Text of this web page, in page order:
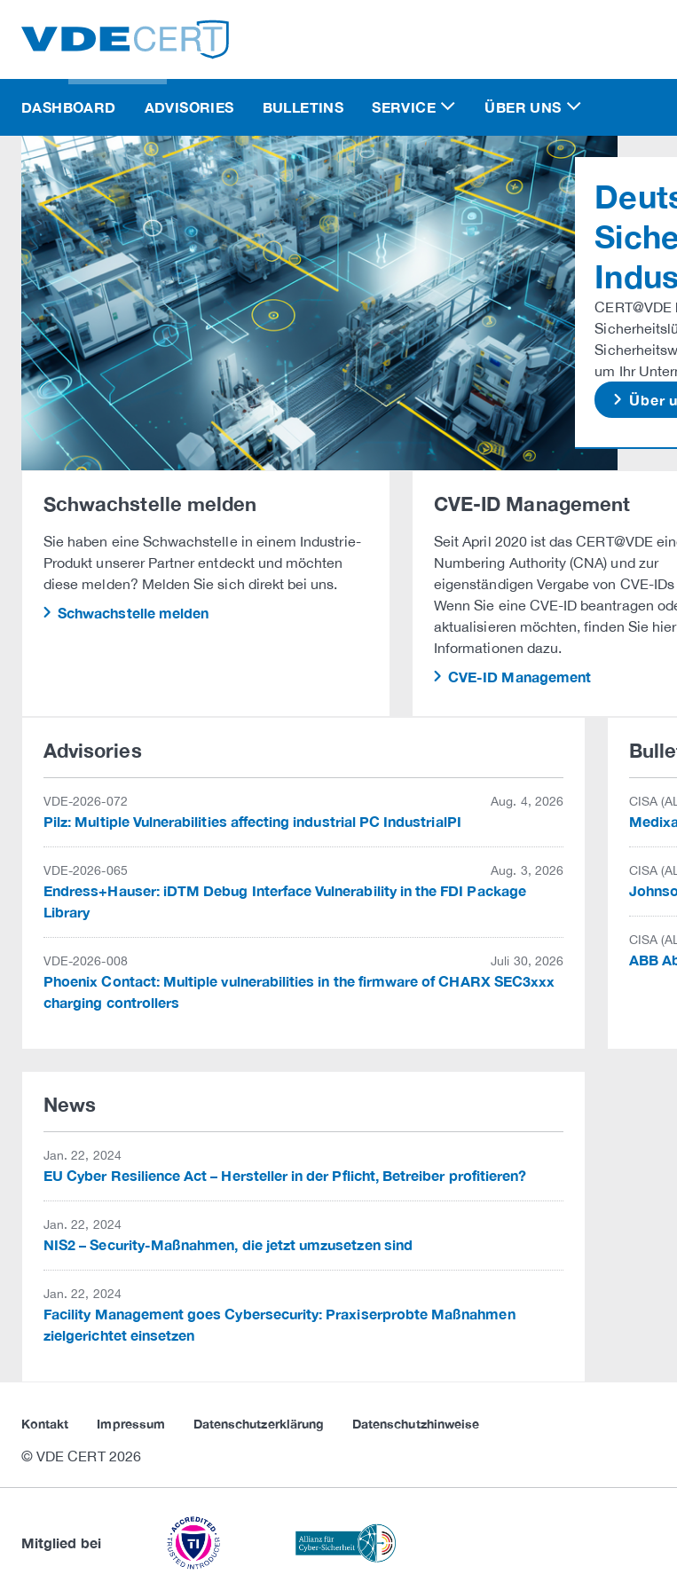
DASHBOARD ADVISORIES BULLETINS SERVICE ÜBER UNS
um Ihr
Über
Schwachstelle melden
Sie haben eine Schwachstelle in einem Industrie-
Produkt unserer Partner entdeckt und möchten
diese melden? Melden Sie sich direkt bei uns.
Schwachstelle melden
CVE-ID Management
Seit April 2020 ist das CERT@VDE
Numbering Authority (CNA) und zur
eigenständigen Vergabe von CVE-
Wenn Sie eine CVE-ID beantragen
aktualisieren möchten, finden Sie
Informationen dazu.
CVE-ID Management
Advisories
VDE-2026-072 Aug. 4, 2026
Pilz: Multiple Vulnerabilities affecting industrial PC IndustrialPI
VDE-2026-065 Aug. 3, 2026
Endress+Hauser: iDTM Debug Interface Vulnerability in the FDI Package
Library
VDE-2026-008 Juli 30, 2026
Phoenix Contact: Multiple vulnerabilities in the firmware of CHARX SEC3xxx
charging controllers
CISA
CISA
CISA
ABB
News
Jan. 22, 2024
EU Cyber Resilience Act – Hersteller in der Pflicht, Betreiber profitieren?
Jan. 22, 2024
NIS2 – Security-Maßnahmen, die jetzt umzusetzen sind
Jan. 22, 2024
Facility Management goes Cybersecurity: Praxiserprobte Maßnahmen
zielgerichtet einsetzen
Kontakt Impressum Datenschutzerklärung Datenschutzhinweise
© VDE CERT 2026
Mitglied bei